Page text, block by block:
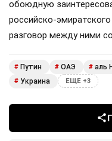
обоюдную
российско-
разговор между ними
# Путин # ОАЭ # аль
# Украина ЕЩЕ +3